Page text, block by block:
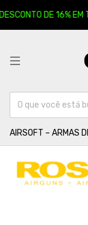
DE 16% EM
AIRSOFT – ARMAS